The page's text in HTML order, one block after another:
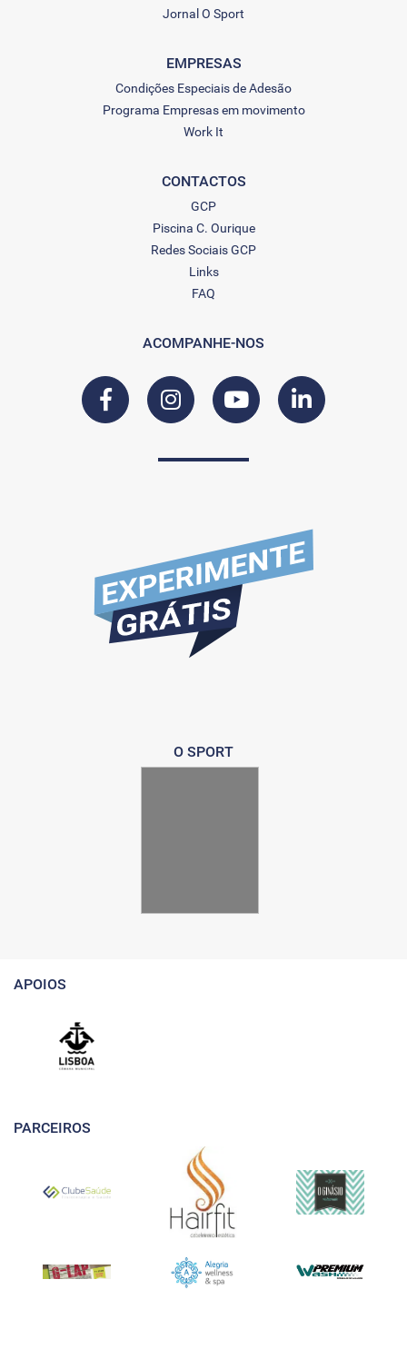
Jornal O Sport
EMPRESAS
Condições Especiais de Adesão
Programa Empresas em movimento
Work It
CONTACTOS
GCP
Piscina C. Ourique
Redes Sociais GCP
Links
FAQ
ACOMPANHE-NOS
O SPORT
APOIOS
PARCEIROS